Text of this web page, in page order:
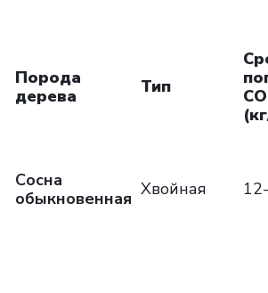
Порода
дерева
Тип
Сосна
обыкновенная Хвойная